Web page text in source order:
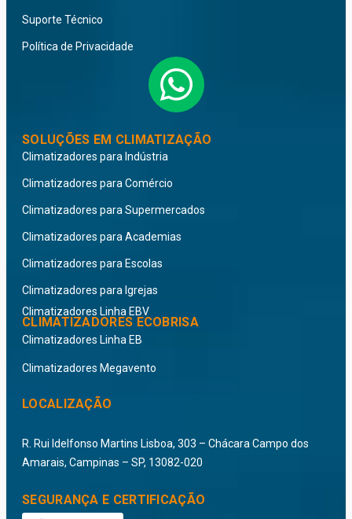
Suporte Técnico
Política de Privacidade
CLIMATIZADORES ECOBRISA
Climatizadores Linha EBV
Climatizadores Linha EB
Climatizadores Megavento
SOLUÇÕES EM CLIMATIZAÇÃO
Climatizadores para Indústria
Climatizadores para Comércio
Climatizadores para Supermercados
Climatizadores para Academias
Climatizadores para Escolas
Climatizadores para Igrejas
LOCALIZAÇÃO
R. Rui Idelfonso Martins Lisboa, 303 – Chácara Campo dos
Amarais, Campinas – SP, 13082-020
SEGURANÇA E CERTIFICAÇÃO